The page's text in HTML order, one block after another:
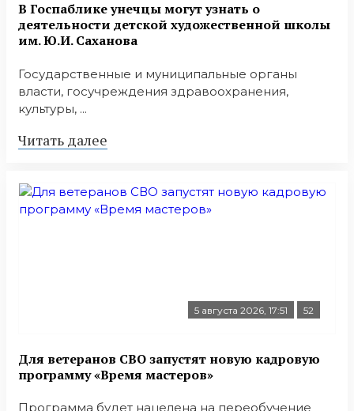
В Госпаблике унечцы могут узнать о
деятельности детской художественной школы
им. Ю.И. Саханова
Государственные и муниципальные органы
власти, госучреждения здравоохранения,
культуры, ...
Читать далее
5 августа 2026, 17:51 52
Для ветеранов СВО запустят новую кадровую
программу «Время мастеров»
Программа будет нацелена на переобучение